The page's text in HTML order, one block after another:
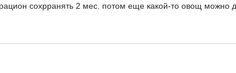
сохрранять 2 мес. потом еще какой-то овощ можно